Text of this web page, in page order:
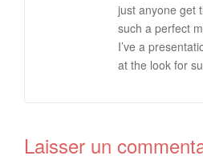
just anyone get
such a perfect
I’ve a
at the look for
Laisser un